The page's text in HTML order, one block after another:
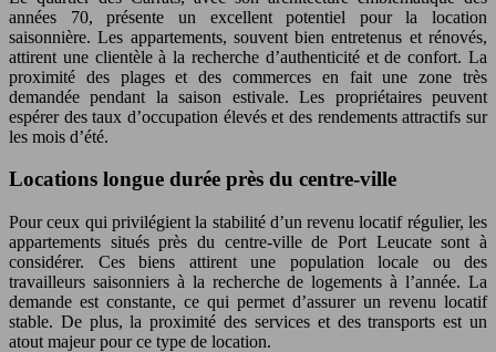
années 70, présente un excellent potentiel pour la location
saisonnière. Les appartements, souvent bien entretenus et rénovés,
attirent une clientèle à la recherche d’authenticité et de confort. La
proximité des plages et des commerces en fait une zone très
demandée pendant la saison estivale. Les propriétaires peuvent
espérer des taux d’occupation élevés et des rendements attractifs sur
les mois d’été.
Locations longue durée près du centre-ville
Pour ceux qui privilégient la stabilité d’un revenu locatif régulier, les
appartements situés près du centre-ville de Port Leucate sont à
considérer. Ces biens attirent une population locale ou des
travailleurs saisonniers à la recherche de logements à l’année. La
demande est constante, ce qui permet d’assurer un revenu locatif
stable. De plus, la proximité des services et des transports est un
atout majeur pour ce type de location.